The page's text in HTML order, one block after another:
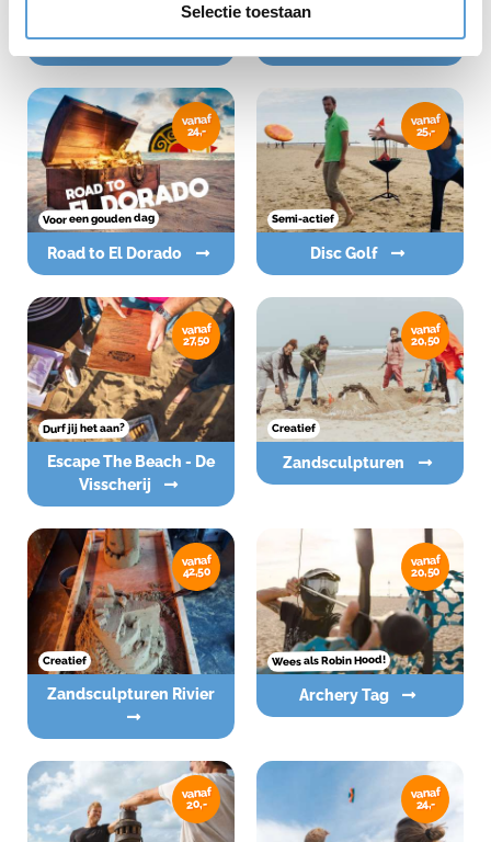
Selectie toestaan
Quiz XL
digitale versie
Bingo XL
vanaf
24,-
Voor een gouden dag
Road to El Dorado
vanaf
25,-
Semi-actief
Disc Golf
vanaf
27,50
Durf jij het aan?
Escape The Beach - De
Visscherij
vanaf
20,50
Creatief
Zandsculpturen
vanaf
42,50
Creatief
Zandsculpturen Rivier
vanaf
20,50
Wees als Robin Hood!
Archery Tag
vanaf
20,-
vanaf
24,-